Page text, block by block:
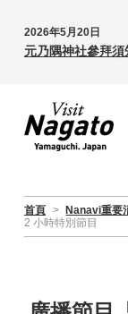
2026年5月20日
元乃隅神社參拜
首頁 > Nanavi重要
2 小時特別節目